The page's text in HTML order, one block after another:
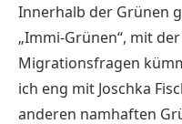
Innerhalb der Grünen
„Immi-Grünen“, mit
Migrationsfragen
ich eng mit Joschka
anderen namhaften